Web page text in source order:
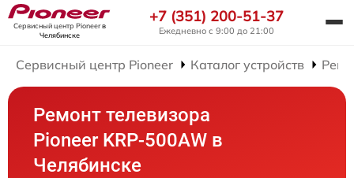
Сервисный центр Pioneerв
Челябинске
+7 (351) 200-51-37
Ежедневно с 9:00 до 21:00
Сервисный центр Pioneer Каталог устройств
Ремонт телевизора
Pioneer KRP-500AW в
Челябинске